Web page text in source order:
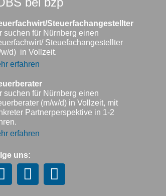
Steuerfachangestellter
suchen für Nürnberg einen
Steuefachangestellter
w/d) in Vollzeit.
erfahren
suchen für Nürnberg einen
(m/w/d) in Vollzeit, mit
Partnerperspektive in 1-2
erfahren
uns: